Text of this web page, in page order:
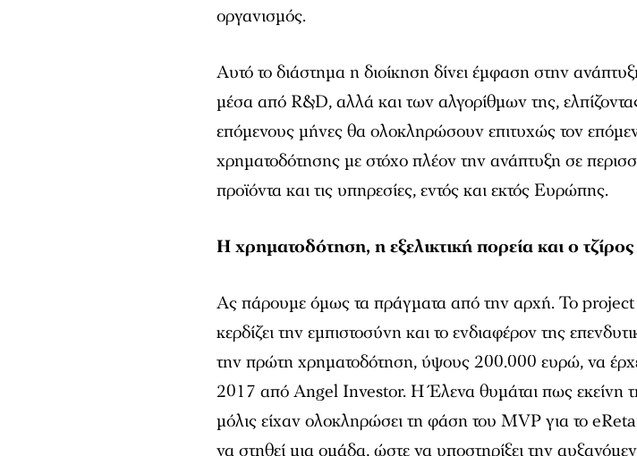
οργανισμός.
Αυτό το διάστημα η διοίκηση δίνει έμφαση στην
μέσα από R&D, αλλά και των αλγορίθμων της,
επόμενους μήνες θα ολοκληρώσουν επιτυχώς τον
χρηματοδότησης με στόχο πλέον την ανάπτυξη σε
προϊόντα και τις υπηρεσίες, εντός και εκτός Ευρώπης.
Η χρηματοδότηση, η εξελικτική πορεία και ο
Ας πάρουμε όμως τα πράγματα από την αρχή. Το
κερδίζει την εμπιστοσύνη και το ενδιαφέρον της
την πρώτη χρηματοδότηση, ύψους 200.000 ευρώ, να
2017 από Angel Investor. Η Έλενα θυμάται πως εκείνη
μόλις είχαν ολοκληρώσει τη φάση του MVP για το
να στηθεί μια ομάδα, ώστε να υποστηρίξει την